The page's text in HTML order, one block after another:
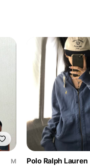
M
Polo Ralph Lauren